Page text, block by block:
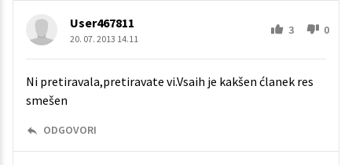
User467811
20. 07. 2013 14.11
3 0
Ni pretiravala,pretiravate vi.Vsaih je kakšen ćlanek res
smešen
ODGOVORI